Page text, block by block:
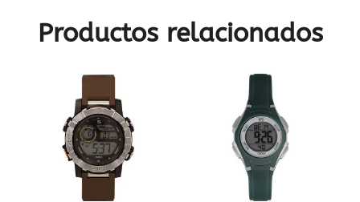
Productos relacionados